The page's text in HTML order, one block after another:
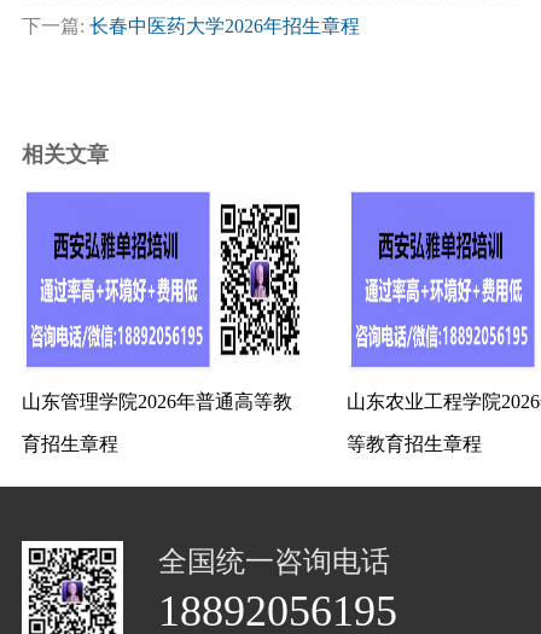
下一篇: 长春中医药大学2026年招生章程
相关文章
山东管理学院2026年普通高等教
育招生章程
山东农业工程学院
等教育招生章程
全国统一咨询电话
18892056195